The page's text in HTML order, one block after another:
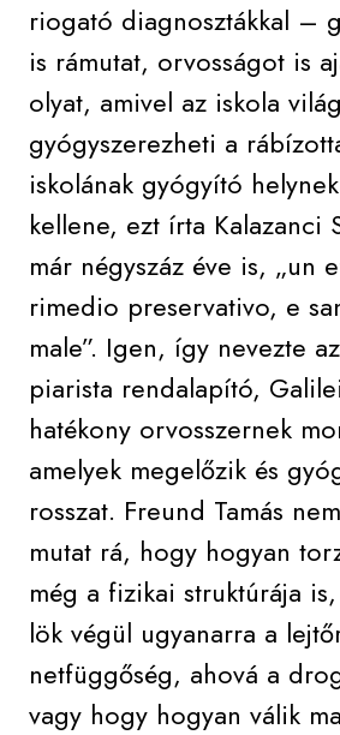
riogató diagnosztákkal –
is rámutat, orvosságot is
olyat, amivel az iskola
gyógyszerezheti a
iskolának gyógyító
kellene, ezt írta Kalazanci
már négyszáz éve is, „un
rimedio preservativo, e
male”. Igen, így nevezte
piarista rendalapító,
hatékony orvosszernek
amelyek megelőzik és
rosszat. Freund Tamás
mutat rá, hogy hogyan
még a fizikai struktúrája
lök végül ugyanarra a
netfüggőség, ahová a
vagy hogy hogyan válik